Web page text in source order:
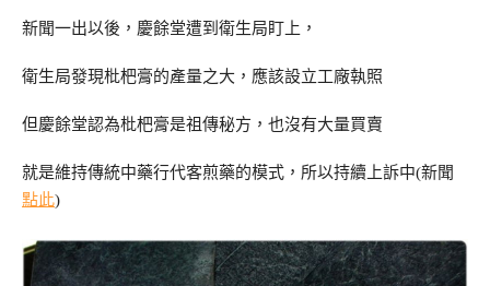
新聞一出以後，慶餘堂遭到衛生局盯上，
衛生局發現枇杷膏的產量之大，應該設立工廠執照
但慶餘堂認為枇杷膏是祖傳秘方，也沒有大量買賣
就是維持傳統中藥行代客煎藥的模式，所以持續上訴中(新聞
點此)